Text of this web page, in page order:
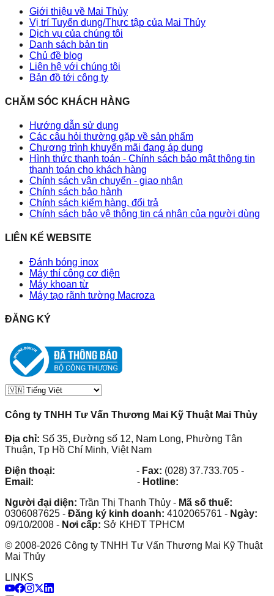
Giới thiệu về Mai Thủy
Vị trí Tuyển dụng/Thực tập của Mai Thủy
Dịch vụ của chúng tôi
Danh sách bản tin
Chủ đề blog
Liên hệ với chúng tôi
Bản đồ tới công ty
CHĂM SÓC KHÁCH HÀNG
Hướng dẫn sử dụng
Các câu hỏi thường gặp về sản phẩm
Chương trình khuyến mãi đang áp dụng
Hình thức thanh toán - Chính sách bảo mật thông tin
thanh toán cho khách hàng
Chính sách vận chuyển - giao nhận
Chính sách bảo hành
Chính sách kiểm hàng, đổi trả
Chính sách bảo vệ thông tin cá nhân của người dùng
LIÊN KẾ WEBSITE
Đánh bóng inox
Máy thí công cơ điện
Máy khoan từ
Máy tạo rãnh tường Macroza
ĐĂNG KÝ
Công ty TNHH Tư Vấn Thương Mai Kỹ Thuật Mai Thủy
Địa chỉ: Số 35, Đường số 12, Nam Long, Phường Tân
Thuận, Tp Hồ Chí Minh, Việt Nam
Điện thoại:
- Fax: (028) 37.733.705 -
Email:
- Hotline:
Người đại diện: Trần Thị Thanh Thủy - Mã số thuế:
0306087625 - Đăng ký kinh doanh: 4102065761 - Ngày:
09/10/2008 - Nơi cấp: Sở KHĐT TPHCM
© 2008-2026 Công ty TNHH Tư Vấn Thương Mai Kỹ Thuật
Mai Thủy
LINKS